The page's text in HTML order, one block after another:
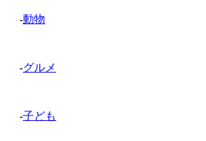
-動物
-グルメ
-子ども